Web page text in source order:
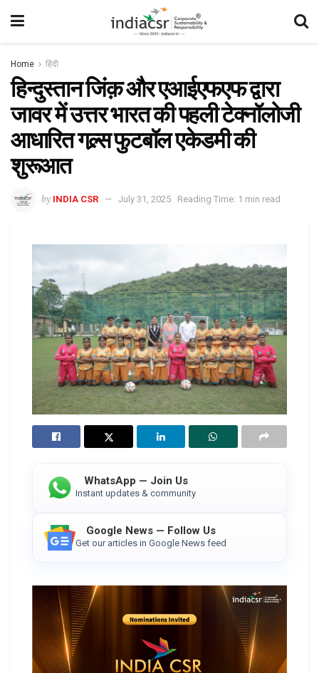
Home हिंदी
हिन्दुस्तान जिंक़ और एआईएफएफ द्वारा
जावर में उत्तर भारत की पहली टेक्नॉलोजी
आधारित गल्र्स फुटबॉल एकेडमी की
शुरूआत
by INDIA CSR July 31, 2025 Reading Time: 1 min read
WhatsApp — Join Us
Instant updates & community
Google News — Follow Us
Get our articles in Google News feed